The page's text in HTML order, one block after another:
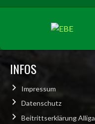
INFOS
Impressum
Datenschutz
Beitrittserklärung